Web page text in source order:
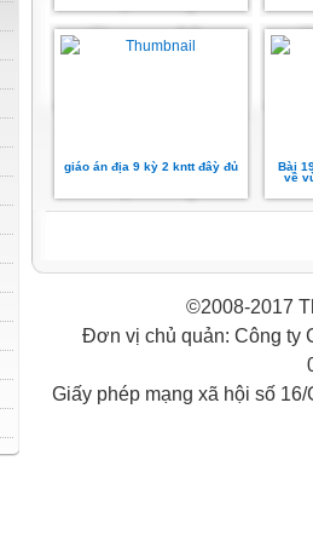
giáo án địa 9 kỳ 2 kntt đâỳ đủ
Bài
về
©2008-2017
Đơn vị chủ quản: Công ty
Giấy phép mạng xã hội số